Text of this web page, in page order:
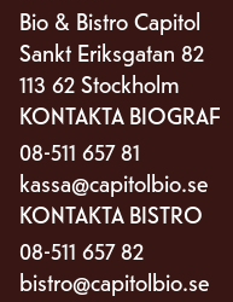
Bio & Bistro Capitol
Sankt Eriksgatan 82
113 62 Stockholm
KONTAKTA BIOGRAF
08-511 657 81
kassa@capitolbio.se
KONTAKTA BISTRO
08-511 657 82
bistro@capitolbio.se